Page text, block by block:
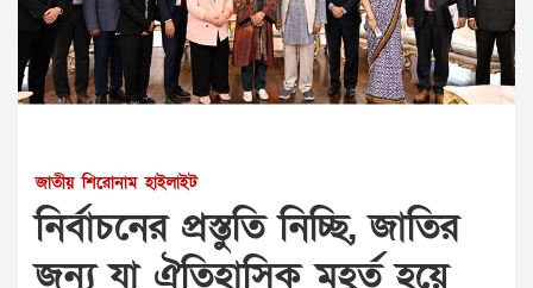
জাতীয় শিরোনাম হাইলাইট
নির্বাচনের প্রস্তুতি নিচ্ছি, জাতির
জন্য যা ঐতিহাসিক মুহূর্ত হয়ে